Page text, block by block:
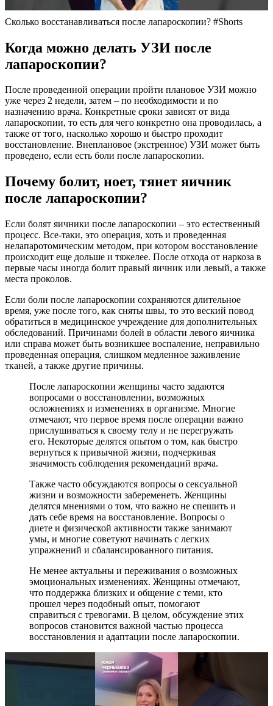
Сколько восстанавливаться после лапароскопии? #Shorts
Когда можно делать УЗИ после
лапароскопии?
После проведенной операции пройти плановое УЗИ можно
уже через 2 недели, затем – по необходимости и по
назначению врача. Конкретные сроки зависят от вида
лапароскопии, то есть для чего конкретно она проводилась, а
также от того, насколько хорошо и быстро проходит
восстановление. Внеплановое (экстренное) УЗИ может быть
проведено, если есть боли после лапароскопии.
Почему болит, ноет, тянет яичник
после лапароскопии?
Если болят яичники после лапароскопии – это естественный
процесс. Все-таки, это операция, хоть и проведенная
нелапаротомическим методом, при котором восстановление
происходит еще дольше и тяжелее. После отхода от наркоза в
первые часы иногда болит правый яичник или левый, а также
места проколов.
Если боли после лапароскопии сохраняются длительное
время, уже после того, как сняты швы, то это веский повод
обратиться в медицинское учреждение для дополнительных
обследований. Причинами болей в области левого яичника
или справа может быть возникшее воспаление, неправильно
проведенная операция, слишком медленное заживление
тканей, а также другие причины.
После лапароскопии женщины часто задаются
вопросами о восстановлении, возможных
осложнениях и изменениях в организме. Многие
отмечают, что первое время после операции важно
прислушиваться к своему телу и не перегружать
его. Некоторые делятся опытом о том, как быстро
вернуться к привычной жизни, подчеркивая
значимость соблюдения рекомендаций врача.
Также часто обсуждаются вопросы о сексуальной
жизни и возможности забеременеть. Женщины
делятся мнениями о том, что важно не спешить и
дать себе время на восстановление. Вопросы о
диете и физической активности также занимают
умы, и многие советуют начинать с легких
упражнений и сбалансированного питания.
Не менее актуальны и переживания о возможных
эмоциональных изменениях. Женщины отмечают,
что поддержка близких и общение с теми, кто
прошел через подобный опыт, помогают
справиться с тревогами. В целом, обсуждение этих
вопросов становится важной частью процесса
восстановления и адаптации после лапароскопии.